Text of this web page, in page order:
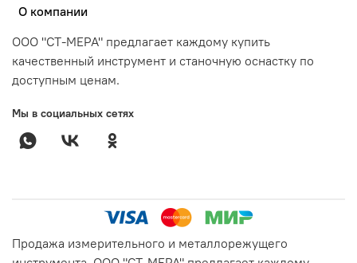
О компании
ООО "СТ-МЕРА" предлагает каждому купить
качественный инструмент и станочную оснастку по
доступным ценам.
Мы в социальных сетях
Продажа измерительного и металлорежущего